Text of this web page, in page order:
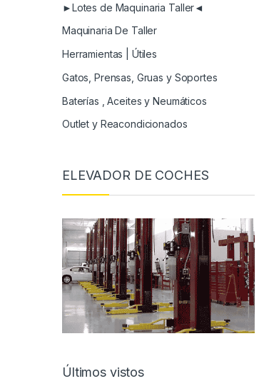
►Lotes de Maquinaria Taller◄
Maquinaria De Taller
Herramientas | Útiles
Gatos, Prensas, Gruas y Soportes
Baterías , Aceites y Neumáticos
Outlet y Reacondicionados
ELEVADOR DE COCHES
Últimos vistos